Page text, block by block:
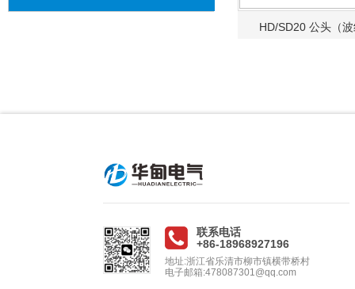
HD/SD20 公头（
联系电话
+86-18968927196
地址:浙江省乐清市柳市镇横带桥村
电子邮箱:478087301@qq.com